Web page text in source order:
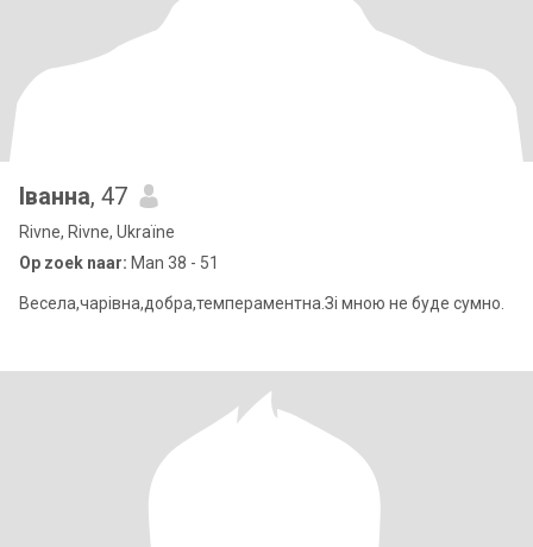
Іванна, 47
Rivne, Rivne, Ukraïne
Op zoek naar: Man 38 - 51
Весела,чарівна,добра,темпераментна.Зі мною не буде сумно.